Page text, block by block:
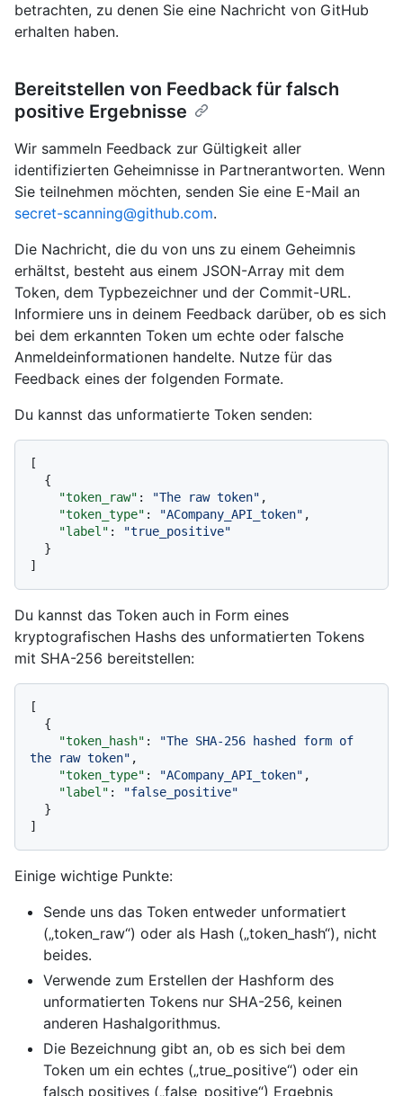
betrachten, zu denen Sie eine Nachricht von GitHub
erhalten haben.
Bereitstellen von Feedback für falsch
positive Ergebnisse
Wir sammeln Feedback zur Gültigkeit aller
identifizierten Geheimnisse in Partnerantworten. Wenn
Sie teilnehmen möchten, senden Sie eine E-Mail an
secret-scanning@github.com.
Die Nachricht, die du von uns zu einem Geheimnis
erhältst, besteht aus einem JSON-Array mit dem
Token, dem Typbezeichner und der Commit-URL.
Informiere uns in deinem Feedback darüber, ob es sich
bei dem erkannten Token um echte oder falsche
Anmeldeinformationen handelte. Nutze für das
Feedback eines der folgenden Formate.
Du kannst das unformatierte Token senden:
[
{
"token_raw" : "The raw token" ,
"token_type" : "ACompany_API_token" ,
"label" :
"true_positive"
}
]
Du kannst das Token auch in Form eines
kryptografischen Hashs des unformatierten Tokens
mit SHA-256 bereitstellen:
[
{
"token_hash" :
"The SHA-256 hashed form of
the raw token" ,
"token_type" : "ACompany_API_token" ,
"label" :
"false_positive"
}
]
Einige wichtige Punkte:
Sende uns das Token entweder unformatiert
(„token_raw“) oder als Hash („token_hash“), nicht
beides.
Verwende zum Erstellen der Hashform des
unformatierten Tokens nur SHA-256, keinen
anderen Hashalgorithmus.
Die Bezeichnung gibt an, ob es sich bei dem
Token um ein echtes („true_positive“) oder ein
falsch positives („false_positive“) Ergebnis